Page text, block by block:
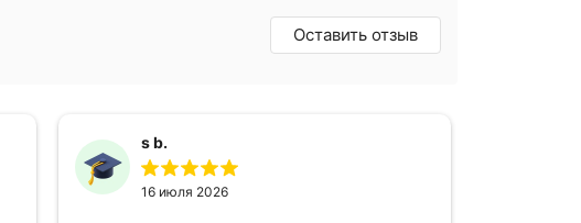
Оставить отзыв
s b.
16 июля 2026